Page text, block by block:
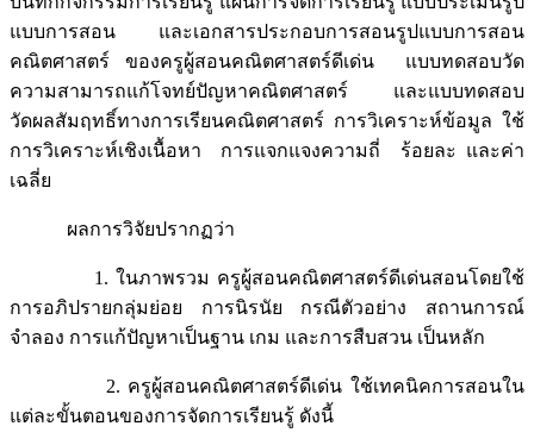
แบบการสอน และเอกสารประกอบการสอนรูปแบบการสอน
คณิตศาสตร์ ของครูผู้สอนคณิตศาสตร์ดีเด่น แบบทดสอบวัด
ความสามารถแก้โจทย์ปัญหาคณิตศาสตร์ และแบบทดสอบ
วัดผลสัมฤทธิ์ทางการเรียนคณิตศาสตร์ การวิเคราะห์ข้อมูล ใช้
การวิเคราะห์เชิงเนื้อหา การแจกแจงความถี่ ร้อยละ และค่า
เฉลี่ย
ผลการวิจัยปรากฏว่า
1. ในภาพรวม ครูผู้สอนคณิตศาสตร์ดีเด่นสอนโดยใช้
การอภิปรายกลุ่มย่อย การนิรนัย กรณีตัวอย่าง สถานการณ์
จำลอง การแก้ปัญหาเป็นฐาน เกม และการสืบสวน เป็นหลัก
2. ครูผู้สอนคณิตศาสตร์ดีเด่น ใช้เทคนิคการสอนใน
แต่ละขั้นตอนของการจัดการเรียนรู้ ดังนี้